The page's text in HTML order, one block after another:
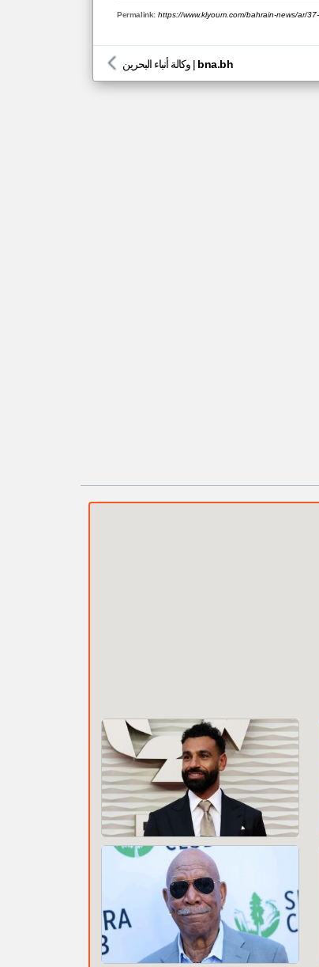
Permalink:
وكالة أنباء البحرين | bna.bh